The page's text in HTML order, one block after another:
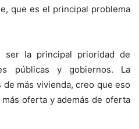
que es el principal problema
ser la principal prioridad de
públicas y gobiernos. La
más vivienda, creo que eso
oferta y además de oferta